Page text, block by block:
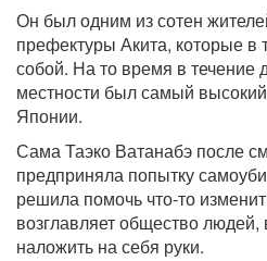
Он был одним из сотен
префектуры Акита, которые в
собой. На то время в течение
местности был самый
Японии.
Сама Таэко Ватанабэ после
предприняла попытку
решила помочь что-то
возглавляет общество
наложить на себя руки.